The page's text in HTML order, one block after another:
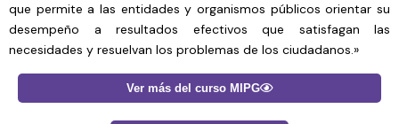
que permite a las entidades y organismos públicos orientar su
desempeño a resultados efectivos que satisfagan las
necesidades y resuelvan los problemas de los ciudadanos.»
Ver más del curso MIPG